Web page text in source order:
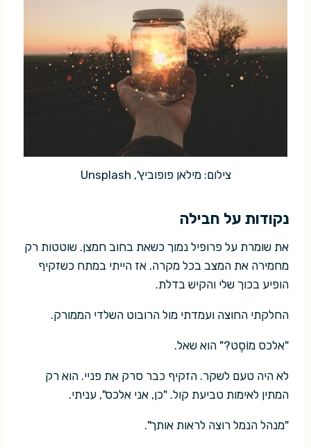
צילום: מילאן פופוביץ', Unsplash
נקודות על חבילה
את שומרת על פרופיל נמוך כשאת בחוב חמצן. שוטטות רק
מחמירה את המצב בכל מקרה. אז הייתי במתח כשזקיף
הופיע בכוך שלי והקיש בדלת.
החלקתי החוצה ועמדתי מול הרובוט השלדי הממורק.
"אלכס מוֹסֶט?" הוא שאל.
לא היה טעם לשקר. הזקיף כבר סרק את פניי. הוא רק
המתין לאימות טביעת קול. "כן, אני אלכס", עניתי.
"מנהל הנמל רוצה לראות אותך".